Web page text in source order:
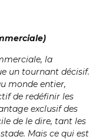
la
un tournant décisif.
monde entier,
de redéfinir les
exclusif des
de le dire, tant les
Mais ce qui est